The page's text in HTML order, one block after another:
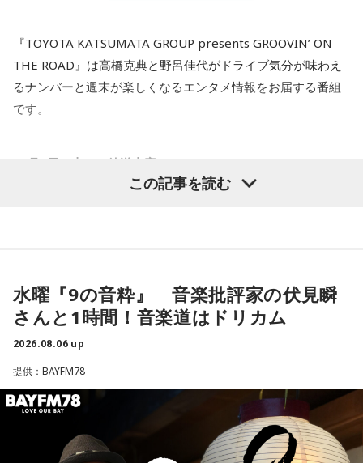
『TOYOTA KATSUMATA GROUP presents GROOVIN’ ON
THE ROAD』は高橋克典と野呂佳代がドライブ気分が味わえ
るナンバーと週末が楽しくなるエンタメ情報をお届する番組
です。
<8月8日（土）の放送内容>
オープニングトーク…
リーズが現在NHK地上波でオンエア中！すでに観ているとい
う方から感想メールが届いてます！
そして秋からの新シリーズについても少しお知らせ！？
本編トーク②…
野呂さんはこの8月末から9月にかけて公開される3本の映画
『時には懺悔を』『踊る大捜査線N.E.W.メトロポリスを駆け
抜けろ！』そして『ルックバック』に出演しています！
この記事を読む
水曜『9の音粋』 音楽批評家の伏見瞬
さんと1時間！音楽道はドリカム
2026.08.06 up
提供：BAYFM78